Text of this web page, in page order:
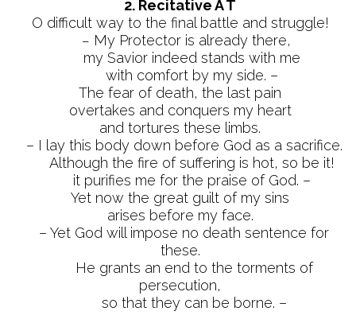
2. Recitative A T
O difficult way to the final battle and struggle!
– My Protector is already there,
my Savior indeed stands with me
with comfort by my side. –
The fear of death, the last pain
overtakes and conquers my heart
and tortures these limbs.
– I lay this body down before God as a sacrifice.
Although the fire of suffering is hot, so be it!
it purifies me for the praise of God. –
Yet now the great guilt of my sins
arises before my face.
– Yet God will impose no death sentence for
these.
He grants an end to the torments of
persecution,
so that they can be borne. –